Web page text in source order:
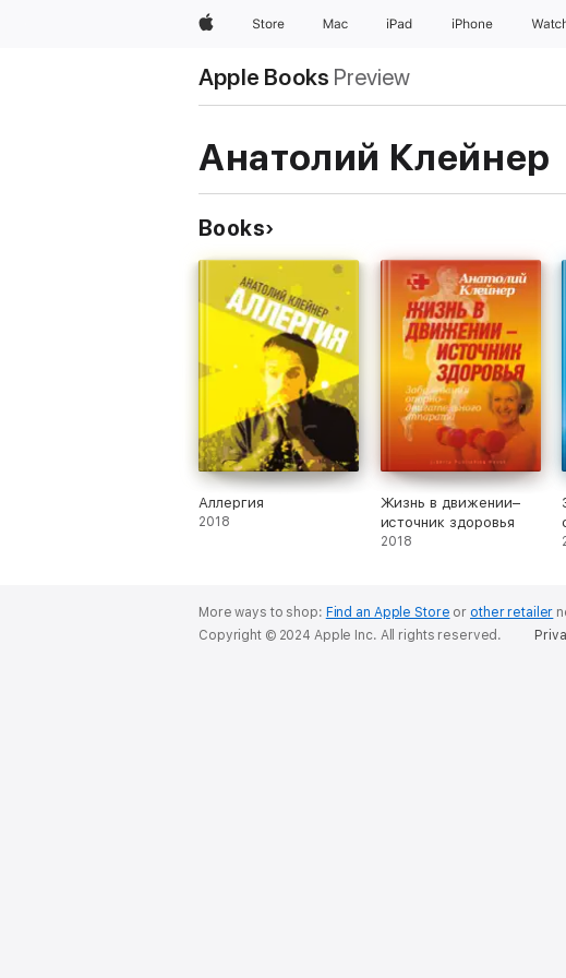
AppleStore Mac iPad iPhone
Apple Books Preview
Анатолий Клейнер
Books
Аллергия
2018
Жизнь в движении–
источник здоровья
2018
More ways to shop: Find an Apple Store or other retailer
Copyright © 2024 Apple Inc. All rights reserved.